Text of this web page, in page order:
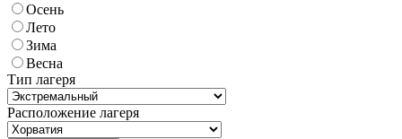
Осень
Лето
Зима
Весна
Тип лагеря
Расположение лагеря